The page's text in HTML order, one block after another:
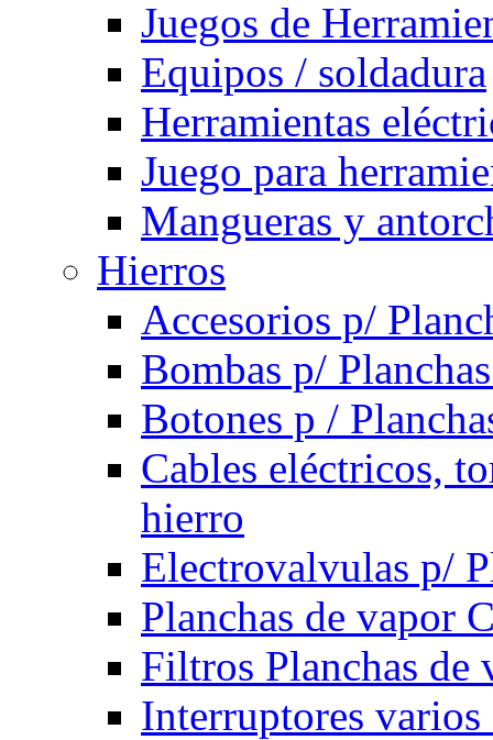
Juegos de
Equipos / soldadura
Herramientas
Juego para
Mangueras y
Hierros
Accesorios p/
Bombas p/
Botones p /
Cables eléctricos,
hierro
Electrovalvulas p/
Planchas de vapor
Filtros Planchas de
Interruptores varios